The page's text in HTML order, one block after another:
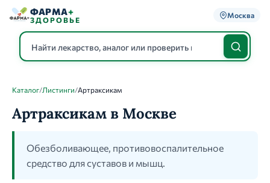
ФАРМА+
ЗДОРОВЬЕ
Москва
Каталог
Каталог/Листинги/Артраксикам
Артраксикам в Москве
Обезболивающее, противовоспалительное
средство для суставов и мышц.